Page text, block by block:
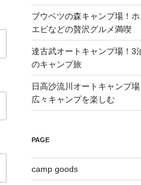
ブウベツの森キャンプ場！
エビなどの贅沢グルメ満喫
達古武オートキャンプ場！3
のキャンプ旅
日高沙流川オートキャンプ
広々キャンプを楽しむ
PAGE
camp goods